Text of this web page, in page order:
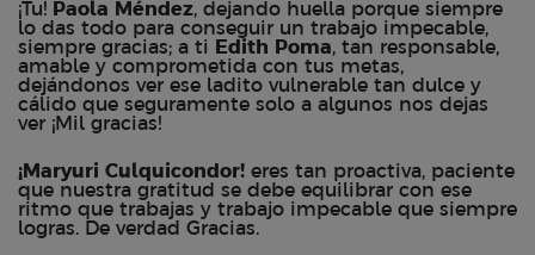
¡Tu! Paola Méndez, dejando huella porque siempre
lo das todo para conseguir un trabajo impecable,
siempre gracias; a ti
Edith Poma, tan responsable,
amable y comprometida con tus metas,
dejándonos ver ese ladito vulnerable tan dulce y
cálido que seguramente solo a algunos nos dejas
ver ¡Mil gracias!
¡Maryuri Culquicondor! eres tan proactiva, paciente
que nuestra gratitud se debe equilibrar con ese
ritmo que trabajas y trabajo impecable que siempre
logras. De verdad Gracias.